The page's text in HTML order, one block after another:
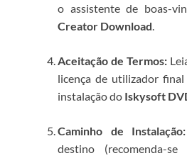
o assistente de boas-
Creator Download
Aceitação de Termos:
licença de utilizador
instalação do Iskysoft
Caminho de Instalação:
destino (recomenda-